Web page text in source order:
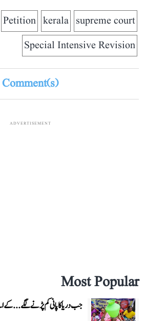
supreme court
kerala
Petition
Special Intensive Revision
Comment(s)
ADVERTISEMENT
Most Popular
جب دریا کا پانی کم پڑنے